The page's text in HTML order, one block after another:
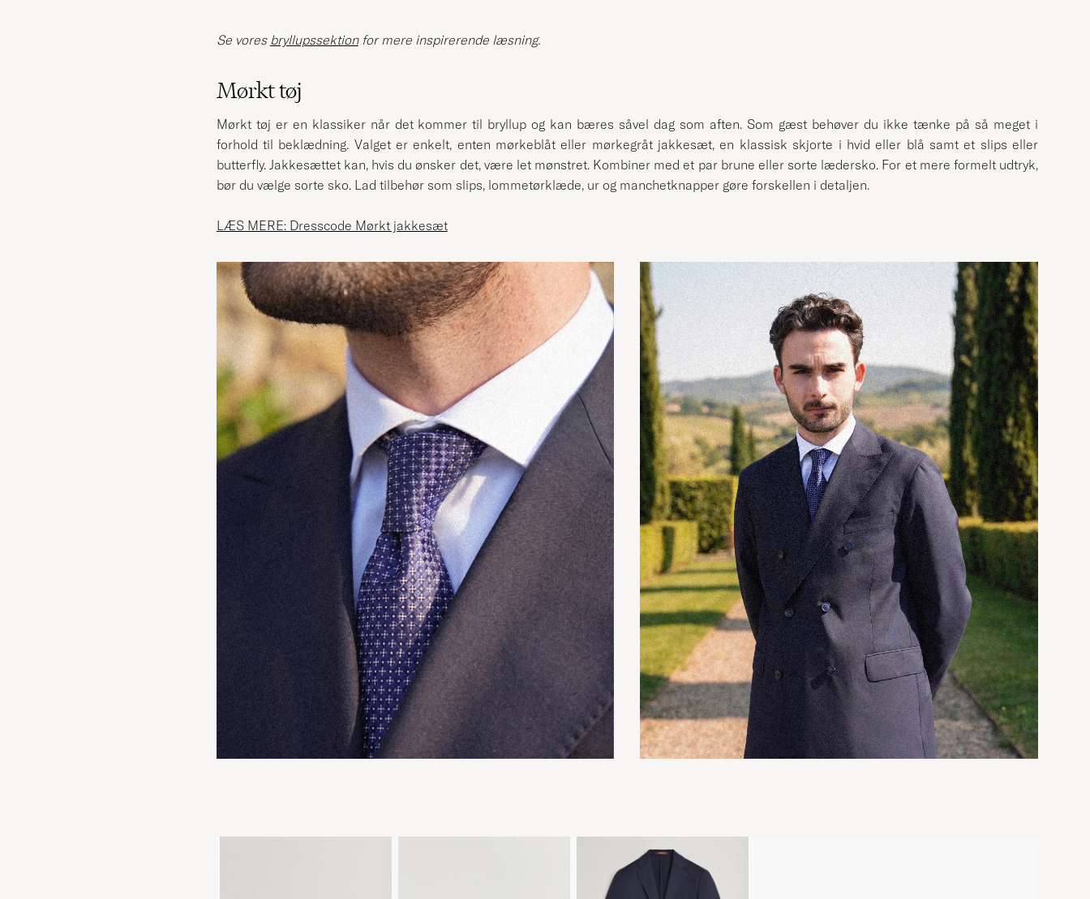
Se vores bryllupssektion for mere inspirerende læsning.
Mørkt tøj
Mørkt tøj er en klassiker når det kommer til bryllup og kan bæres såvel dag som aften. Som gæst behøver du ikke tænke på så meget i
forhold til beklædning. Valget er enkelt, enten mørkeblåt eller mørkegråt jakkesæt, en klassisk skjorte i hvid eller blå samt et slips eller
butterfly. Jakkesættet kan, hvis du ønsker det, være let mønstret. Kombiner med et par brune eller sorte lædersko. For et mere formelt udtryk,
bør du vælge sorte sko. Lad tilbehør som slips, lommetørklæde, ur og manchetknapper gøre forskellen i detaljen.
LÆS MERE: Dresscode Mørkt jakkesæt